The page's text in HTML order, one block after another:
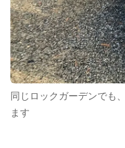
同じロックガーデンでも
ます